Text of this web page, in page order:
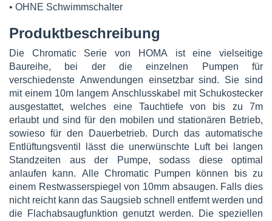
• OHNE Schwimmschalter
Produktbeschreibung
Die Chromatic Serie von HOMA ist eine vielseitige
Baureihe, bei der die einzelnen Pumpen für
verschiedenste Anwendungen einsetzbar sind. Sie sind
mit einem 10m langem Anschlusskabel mit Schukostecker
ausgestattet, welches eine Tauchtiefe von bis zu 7m
erlaubt und sind für den mobilen und stationären Betrieb,
sowieso für den Dauerbetrieb. Durch das automatische
Entlüftungsventil lässt die unerwünschte Luft bei langen
Standzeiten aus der Pumpe, sodass diese optimal
anlaufen kann. Alle Chromatic Pumpen können bis zu
einem Restwasserspiegel von 10mm absaugen. Falls dies
nicht reicht kann das Saugsieb schnell entfernt werden und
die Flachabsaugfunktion genutzt werden. Die speziellen